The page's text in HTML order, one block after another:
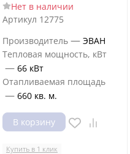
Нет в наличии
Артикул 12775
Производитель — ЭВАН
Тепловая мощность, кВт
— 66 кВт
Отапливаемая площадь
— 660 кв. м.
В корзину
Купить в 1 клик